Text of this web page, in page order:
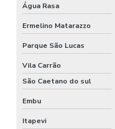
Água Rasa
Ermelino Matarazzo
Parque São Lucas
Vila Carrão
São Caetano do sul
Embu
Itapevi